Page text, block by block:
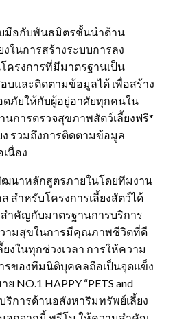
มือกับพันธมิตรชั้นนำด้าน
ในการสร้างระบบการลง
ครงการที่มีมาตรฐานเป็น
บและติดตามข้อมูลได้ เพื่อสร้าง
ภัยให้กับผู้อยู่อาศัยทุกคนใน
นการตรวจสุขภาพสัตว์เลี้ยงฟรี*
ง รวมถึงการติดตามข้อมูล
นื่อง
นาหลักสูตรภายในโดยทีมงาน
สำหรับโครงการเลี้ยงสัตว์ได้
ำคัญกับมาตรฐานการบริการ
วามสุขในการมีคุณภาพชีวิตที่ดี
งในทุกช่วงเวลา การให้ความ
ของทีมนิติบุคคลถือเป็นจุดแข็ง
NO.1 HAPPY “PETS and
บริการด้านอสังหาริมทรัพย์เลี้ยง